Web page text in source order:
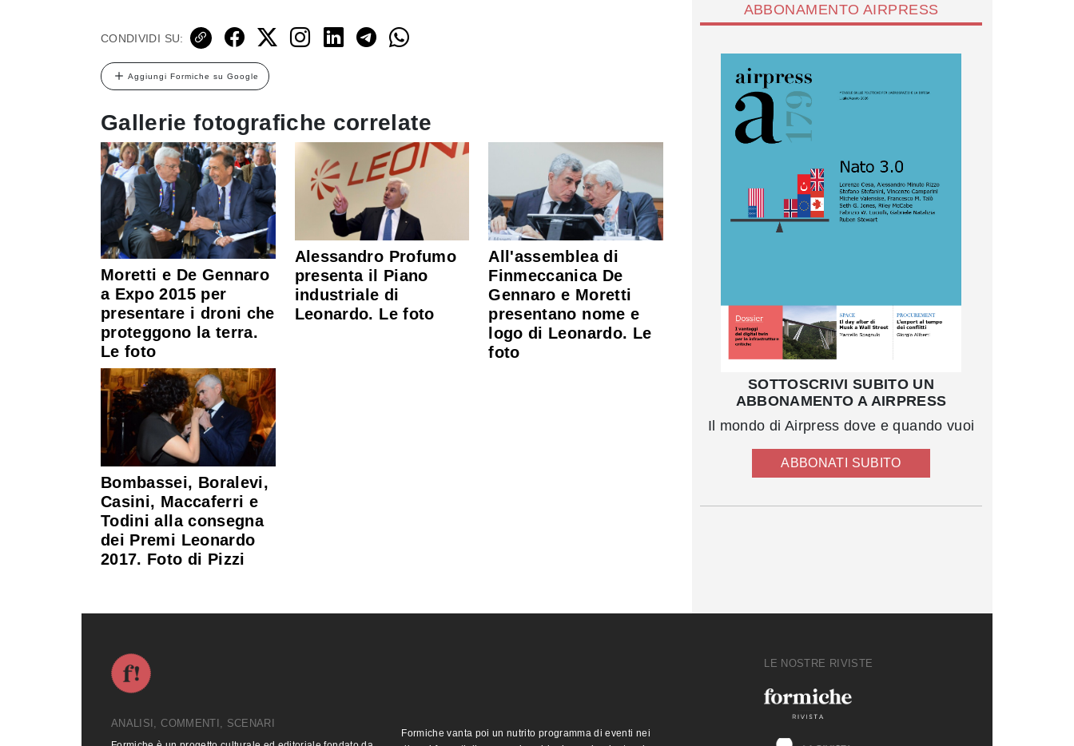
CONDIVIDI SU:
Aggiungi Formiche su Google
Gallerie fotografiche correlate
Moretti e De Gennaro
a Expo 2015 per
presentare i droni che
proteggono la terra.
Le foto
Alessandro Profumo
presenta il Piano
industriale di
Leonardo. Le foto
All'assemblea di
Finmeccanica De
Gennaro e Moretti
presentano nome e
logo di Leonardo. Le
foto
Bombassei, Boralevi,
Casini, Maccaferri e
Todini alla consegna
dei Premi Leonardo
2017. Foto di Pizzi
ABBONAMENTO AIRPRESS
SOTTOSCRIVI SUBITO UN
ABBONAMENTO A AIRPRESS
Il mondo di Airpress dove e quando vuoi
ABBONATI SUBITO
ANALISI, COMMENTI, SCENARI
Formiche vanta poi un nutrito programma di eventi nei
LE NOSTRE RIVISTE